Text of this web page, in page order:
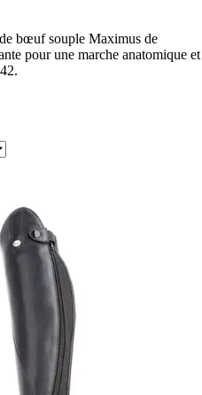
bœuf souple Maximus de
pour une marche anatomique et